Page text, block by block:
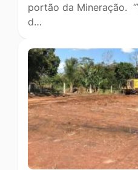
portão da Mineração.
d…